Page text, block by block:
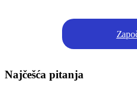
Najčešća pitanja